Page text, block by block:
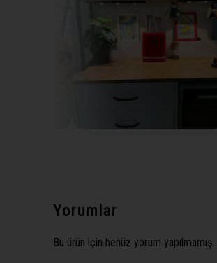
Yorumlar
Bu ürün için henüz yorum yapılmamış.